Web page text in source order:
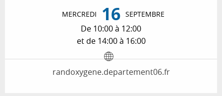
MERCREDI 16 SEPTEMBRE
De 10:00 à 12:00
et de 14:00 à 16:00
randoxygene.departement06.fr